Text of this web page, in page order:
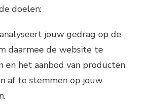
doelen:
jouw gedrag op de
daarmee de website te
en het aanbod van producten
af te stemmen op jouw